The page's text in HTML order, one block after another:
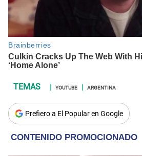
YOUTUBE ARGENTINA
Prefiero a El Popular en Google